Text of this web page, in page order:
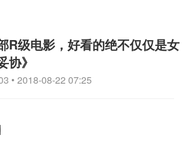
R级电影，好看的绝不仅仅是女
协》
• 2018-08-22 07:25